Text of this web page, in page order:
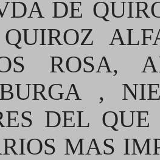
DE
ROSA,
,
DEL
MAS